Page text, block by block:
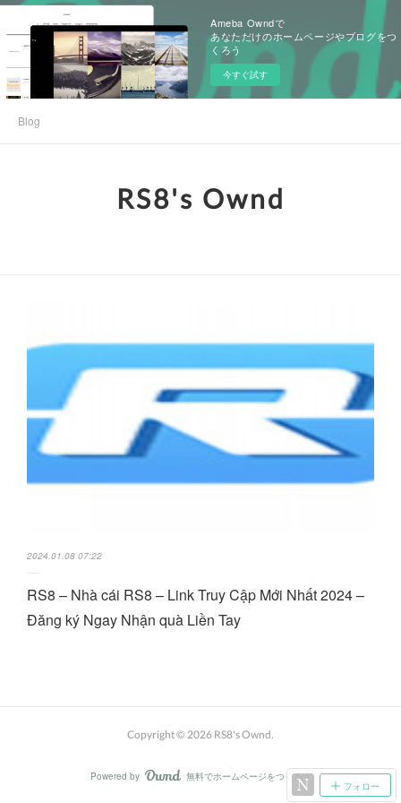
Ameba Owndで
あなただけのホームページやブログをつ
くろう
今すぐ試す
Blog
RS8's Ownd
2024.01.08 07:22
RS8 – Nhà cái RS8 – Link Truy Cập Mới Nhất 2024 –
Đăng ký Ngay Nhận quà Liền Tay
フォロー
Copyright © 2026 RS8's Ownd.
Powered by AmebaOwnd
無料でホームページをつくろう